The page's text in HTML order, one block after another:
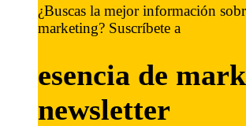
¿Buscas la mejor información
marketing? Suscríbete a
esencia de
newsletter